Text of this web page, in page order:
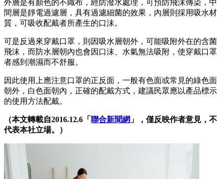
外層是有顏色的不織布，經防潑水處理，可預防飛沫傳染，中
間層是靜電過濾層，具有過濾細菌的效果，內層則採用吸水材
質，可吸收配戴者所產生的口沫。
可是反過來穿戴口罩，則因吸水層朝外，可能吸附外在的含菌
飛沫，而防水層朝內也會因口沫、水氣無法吸附，使穿戴口罩
者感到潮濕而不舒服。
因此使用上應注意口罩的正反面，一般有色面或常見的綠色面
朝外，白色面朝內，正確的配戴方式，建議民眾應以產品標示
的使用方法配戴。
（本文轉載自2016.12.6「 聯合新聞網 」，僅反映作者意見，不
代表本社立場。）